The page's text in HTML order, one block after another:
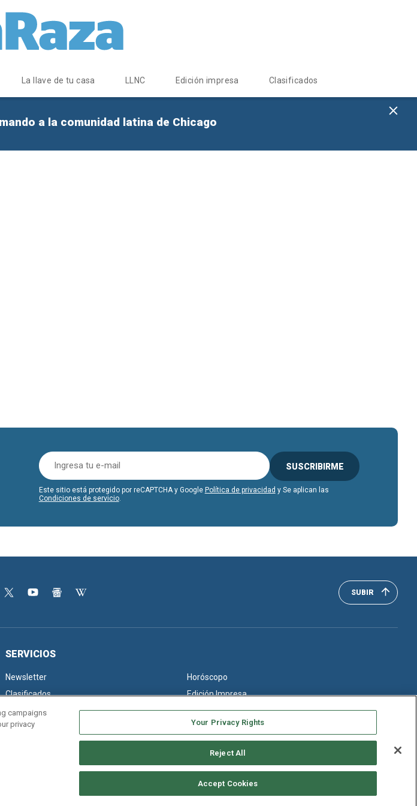
La llave de tu casa LLNC Edición impresa Clasificados
a la comunidad latina de Chicago
SUSCRIBIRME
Este sitio está protegido por reCAPTCHA y Google Política de privacidad y Se aplican las
Condiciones de servicio.
SUBIR
SERVICIOS
Newsletter
Horóscopo
Clasificados
Edición Impresa
campaigns
privacy
Your Privacy Rights
Reject All
Accept Cookies